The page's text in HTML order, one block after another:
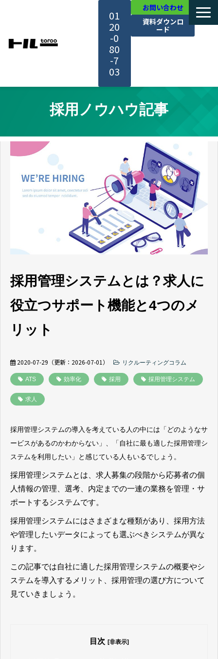
01
20
-0
80
-7
03
お問い合わせ
資料ダウンロ
ード
活用事例
料金・プラン
採用ノウハウ記事
採用管理システムとは？求人に
役立つサポート機能と4つのメ
リット
2020-07-29 （更新： 2026-07-01 ） リクルーティングコラム
ATS 効率化 採用 採用管理システム
求人
採用管理システムの導入を考えている人の中には 「どのようなサ
ービスがあるのかわからない」、「自社に最も適した採用管理シ
ステムを利用したい」
と感じている人もいるでしょう。
採用管理システムとは、求人募集の段階から応募者の個
人情報の管理、選考、内定までの一連の業務を管理・サ
ポートするシステムです。
採用管理システムにはさまざまな種類があり、採用方法
や管理したいデータによっても選ぶべきシステムが異な
ります。
この記事では自社に適した採用管理システムの概要やシ
ステムを導入するメリット、採用管理の選び方について
見ていきましょう。
目次 [非表示]